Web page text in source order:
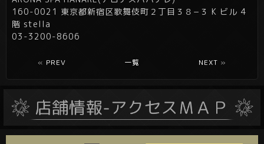
160-0021 東京都新宿区歌舞伎町２丁目３８−３ K ビル 4
階 stella
03-3200-8606
« PREV 一覧 NEXT »